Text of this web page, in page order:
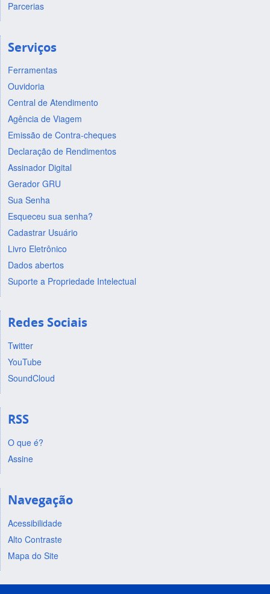
Parcerias
Serviços
Ferramentas
Ouvidoria
Central de Atendimento
Agência de Viagem
Emissão de Contra-cheques
Declaração de Rendimentos
Assinador Digital
Gerador GRU
Sua Senha
Esqueceu sua senha?
Cadastrar Usuário
Livro Eletrônico
Dados abertos
Suporte a Propriedade Intelectual
Redes Sociais
Twitter
YouTube
SoundCloud
RSS
O que é?
Assine
Navegação
Acessibilidade
Alto Contraste
Mapa do Site